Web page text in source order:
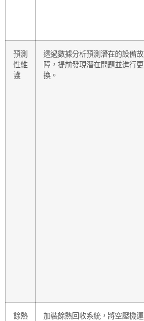
預測
性維
護
透過數據分析預測潛在的設備故
障，提前發現潛在問題並進行更
換。
餘熱
加裝餘熱回收系統，將空壓機運